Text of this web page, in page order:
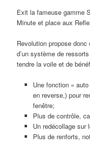
Exit la fameuse gamme
Minute et place aux
Revolution propose
d’un système de
tendre la voile et de
Une fonction «
en reverse,) pour
fenêtre;
Plus de contrôle,
Un redécollage sur
Plus de renforts,